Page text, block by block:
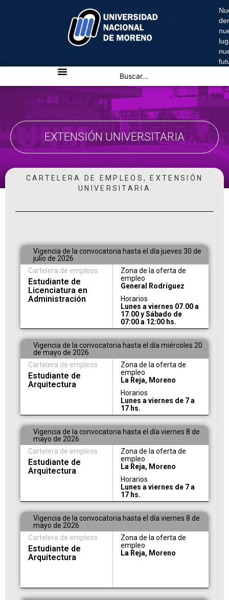
EXTENSIÓN UNIVERSITARIA
CARTELERA DE EMPLEOS , EXTENSIÓN
UNIVERSITARIA
Vigencia de la convocatoria hasta el día jueves 30 de
julio de 2026
Cartelera de empleos
Estudiante de
Licenciatura en
Administración
Zona de la oferta de
empleo
General Rodríguez
Horarios
Lunes a viernes 07.00 a
17.00 y Sábado de
07:00 a 12:00 hs.
Vigencia de la convocatoria hasta el día miércoles 20
de mayo de 2026
Cartelera de empleos
Estudiante de
Arquitectura
Zona de la oferta de
empleo
La Reja, Moreno
Horarios
Lunes a viernes de 7 a
17 hs.
Vigencia de la convocatoria hasta el día viernes 8 de
mayo de 2026
Cartelera de empleos
Estudiante de
Arquitectura
Zona de la oferta de
empleo
La Reja, Moreno
Horarios
Lunes a viernes de 7 a
17 hs.
Vigencia de la convocatoria hasta el día viernes 8 de
mayo de 2026
Cartelera de empleos
Estudiante de
Arquitectura
Zona de la oferta de
empleo
La Reja, Moreno